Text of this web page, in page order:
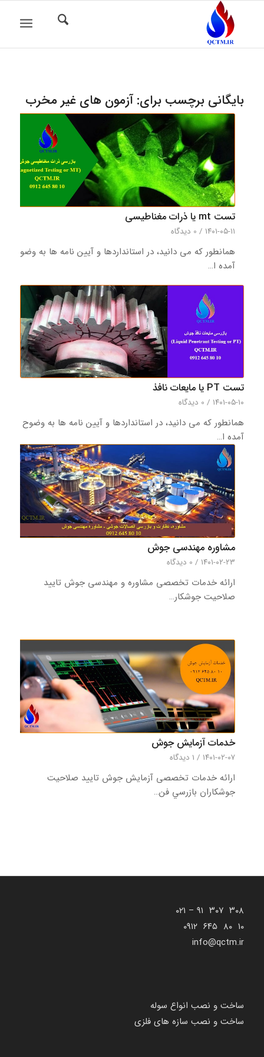
بایگانی برچسب برای:آزمون های غیر مخرب
تست mt یا ذرات مغناطیسی
۱۴۰۱-۰۵-۱۱ / 0 دیدگاه‌
همانطور که می دانید، در استانداردها و آیین نامه ها به وضوح
آمده ا…
تست PT یا مایعات نافذ
۱۴۰۱-۰۵-۱۰ / 0 دیدگاه‌
همانطور که می دانید، در استانداردها و آیین نامه ها به وضوح
آمده ا…
مشاوره مهندسی جوش
۱۴۰۱-۰۲-۲۳ / 0 دیدگاه‌
ارائه خدمات تخصصی مشاوره و مهندسی جوش تاييد
صلاحيت جوشکار…
خدمات آزمایش جوش
۱۴۰۱-۰۲-۰۷ / 1 دیدگاه
ارائه خدمات تخصصی آزمایش جوش تاييد صلاحيت
جوشکاران بازرسي فن…
۳۰۸ ۳۰۷ ۹۱ – ۰۲۱
۱۰ ۸۰ ۶۴۵ ۰۹۱۲
info@qctm.ir
ساخت و نصب انواع سوله
ساخت و نصب سازه های فلزی